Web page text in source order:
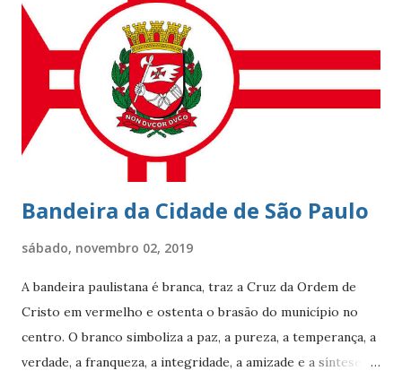
localidade uma das mais cobiçadas da cidade e um dos
bairros mais caros do país. No último dia 26 de julho, o
Leblon completou 100 anos de histórias. Francisca Ornellas
Teles e Charles Le Blond Charles Le Blond, 1804-1880,
chegou ao Rio de Janeiro em 1830, proveniente de
Marselha fundando a empresa ‘Navegação Aliança’ com a
finalidade de explor...
Bandeira da Cidade de São Paulo
sábado, novembro 02, 2019
A bandeira paulistana é branca, traz a Cruz da Ordem de
Cristo em vermelho e ostenta o brasão do município no
centro. O branco simboliza a paz, a pureza, a temperança, a
verdade, a franqueza, a integridade, a amizade e a síntese